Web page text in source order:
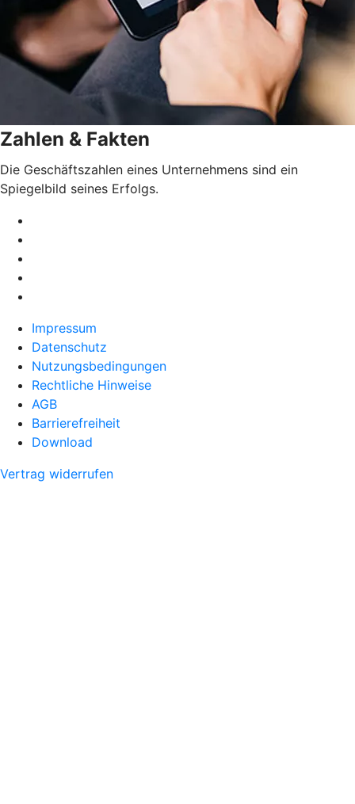
Zahlen & Fakten
Die Geschäftszahlen eines Unternehmens sind ein
Spiegelbild seines Erfolgs.
Impressum
Datenschutz
Nutzungsbedingungen
Rechtliche Hinweise
AGB
Barrierefreiheit
Download
Vertrag widerrufen